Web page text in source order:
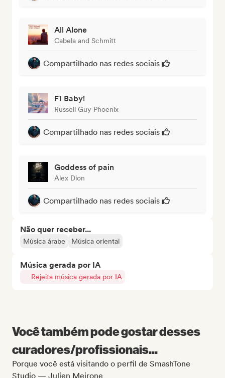
All Alone
Cabela and Schmitt
Compartilhado nas redes sociais
F1 Baby!
Russell Guy Phoenix
Compartilhado nas redes sociais
Goddess of pain
Alex Dion
Compartilhado nas redes sociais
Não quer receber...
Música árabe Música oriental
Música gerada por IA
Rejeita música gerada por IA
Você também pode gostar desses
curadores/profissionais...
Porque você está visitando o perfil de SmashTone
Studio — Julien Meirone